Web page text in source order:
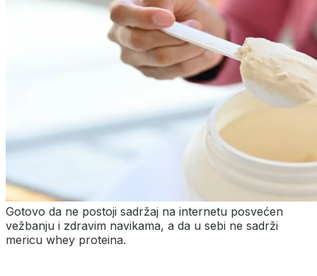
Gotovo da ne postoji sadržaj na internetu posvećen
vežbanju i zdravim navikama, a da u sebi ne sadrži
mericu whey proteina.